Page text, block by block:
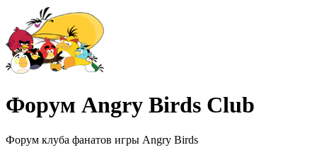
Форум Angry Birds Club
Форум клуба фанатов игры Angry Birds